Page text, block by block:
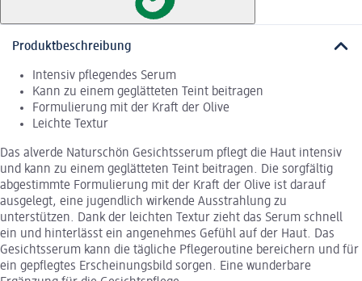
Produktbeschreibung
Intensiv pflegendes Serum
Kann zu einem geglätteten Teint beitragen
Formulierung mit der Kraft der Olive
Leichte Textur
Das alverde Naturschön Gesichtsserum pflegt die Haut intensiv
und kann zu einem geglätteten Teint beitragen. Die sorgfältig
abgestimmte Formulierung mit der Kraft der Olive ist darauf
ausgelegt, eine jugendlich wirkende Ausstrahlung zu
unterstützen. Dank der leichten Textur zieht das Serum schnell
ein und hinterlässt ein angenehmes Gefühl auf der Haut. Das
Gesichtsserum kann die tägliche Pflegeroutine bereichern und für
ein gepflegtes Erscheinungsbild sorgen. Eine wunderbare